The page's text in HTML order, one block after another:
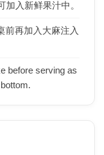
加入新鲜果汁中。
前再加入大麻注入
before serving as